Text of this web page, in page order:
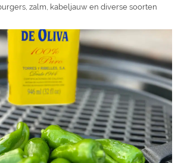
zalm, kabeljauw en diverse soorten